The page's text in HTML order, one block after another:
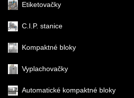
Etiketovačky
C.I.P. stanice
Kompaktné bloky
Vyplachovačky
Automatické kompaktné bloky